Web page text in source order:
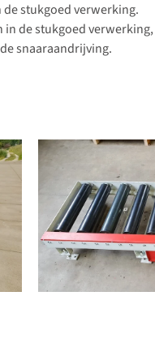
stukgoed verwerking.
in de stukgoed
snaaraandrijving.